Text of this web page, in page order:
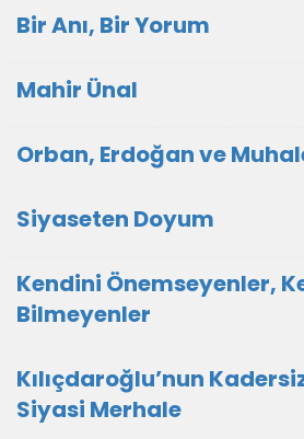
Bir Anı, Bir Yorum
Mahir Ünal
Orban, Erdoğan ve
Siyaseten Doyum
Kendini Önemseyenler,
Bilmeyenler
Kılıçdaroğlu’nun
Siyasi Merhale